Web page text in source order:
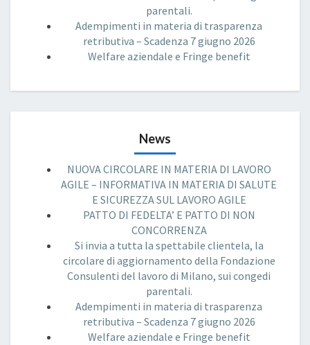
parentali.
Adempimenti in materia di trasparenza
retributiva – Scadenza 7 giugno 2026
Welfare aziendale e Fringe benefit
News
NUOVA CIRCOLARE IN MATERIA DI LAVORO
AGILE – INFORMATIVA IN MATERIA DI SALUTE
E SICUREZZA SUL LAVORO AGILE
PATTO DI FEDELTA’ E PATTO DI NON
CONCORRENZA
Si invia a tutta la spettabile clientela, la
circolare di aggiornamento della Fondazione
Consulenti del lavoro di Milano, sui congedi
parentali.
Adempimenti in materia di trasparenza
retributiva – Scadenza 7 giugno 2026
Welfare aziendale e Fringe benefit